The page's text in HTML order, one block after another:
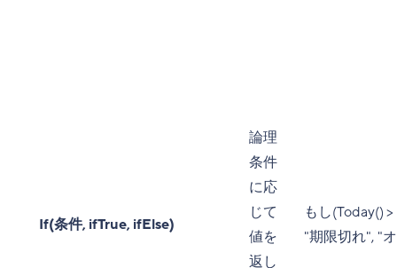
If(条件, ifTrue, ifElse)
論理
条件
に応
じて
値を
返し
もし(Today()
"期限切れ", "